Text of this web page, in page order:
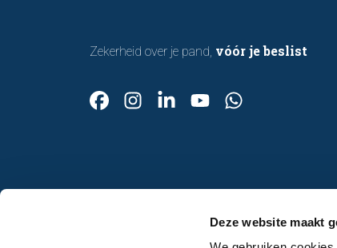
Deze website maakt
Zekerheid over je pand, vóór je beslist